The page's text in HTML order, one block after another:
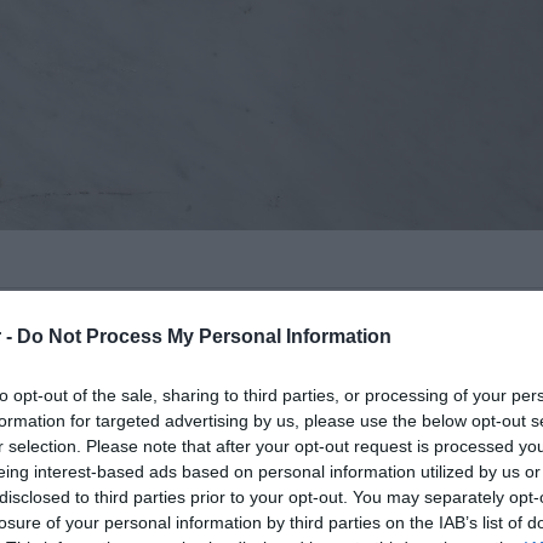
- Do Not Process My Personal Information
opt-out of the sale, sharing to third parties, or processing of your
for targeted advertising by us, please use the below opt-out
selection. Please note that after your opt-out request is processed
interest-based ads based on personal information utilized by us
to third parties prior to your opt-out. You may separately
of your personal information by third parties on the IAB’s list of
Πάγου
Βασίλης
συναδέλφους του, με την οποία
να προστατευθούν πρωτίστως οι
οικογένειας (ανήλικοι, ανήμποροι
βίας και οι υπαίτιοι να
πλημμεληματικού